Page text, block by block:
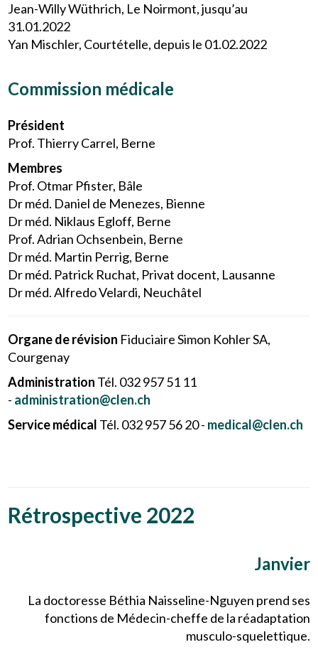
Jean-Willy Wüthrich, Le Noirmont, jusqu’au
31.01.2022
Yan Mischler, Courtételle, depuis le 01.02.2022
Commission médicale
Président
Prof. Thierry Carrel, Berne
Membres
Prof. Otmar Pfister, Bâle
Dr méd. Daniel de Menezes, Bienne
Dr méd. Niklaus Egloff, Berne
Prof. Adrian Ochsenbein, Berne
Dr méd. Martin Perrig, Berne
Dr méd. Patrick Ruchat, Privat docent, Lausanne
Dr méd. Alfredo Velardi, Neuchâtel
Organe de révision Fiduciaire Simon Kohler SA,
Courgenay
Administration Tél. 032 957 51 11
- administration@clen.ch
Service médical Tél. 032 957 56 20 - medical@clen.ch
Rétrospective 2022
Janvier
La doctoresse Béthia Naisseline-Nguyen prend ses
fonctions de Médecin-cheffe de la réadaptation
musculo-squelettique.